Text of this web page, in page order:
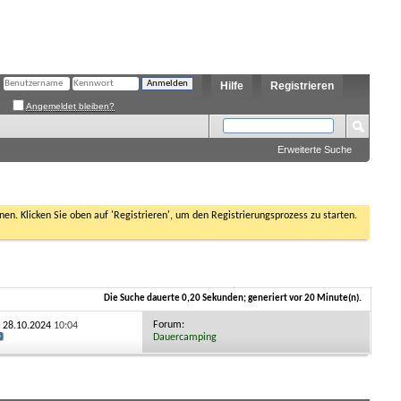
Registrieren
Hilfe
Angemeldet bleiben?
Erweiterte Suche
Klicken Sie oben auf 'Registrieren', um den Registrierungsprozess zu starten.
Die Suche dauerte0,20Sekunden; generiert vor 20 Minute(n).
10:04
Forum:
Dauercamping